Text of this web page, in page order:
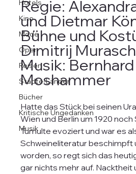
Hotels
Kino
Mode
Oper
Reisen
Städte-Länder
Bücher
Kritische Ungedanken
Musik
Regie:
und Dietmar
Bühne und
Dimitrij
Musik: Bernhard
Moshammer
Hatte das Stück bei seinen
Wien und Berlin um 1920 noch
Tumulte evoziert und war es
Schweineliteratur beschimpft
worden, so regt sich das
gar nichts mehr auf. Nacktheit